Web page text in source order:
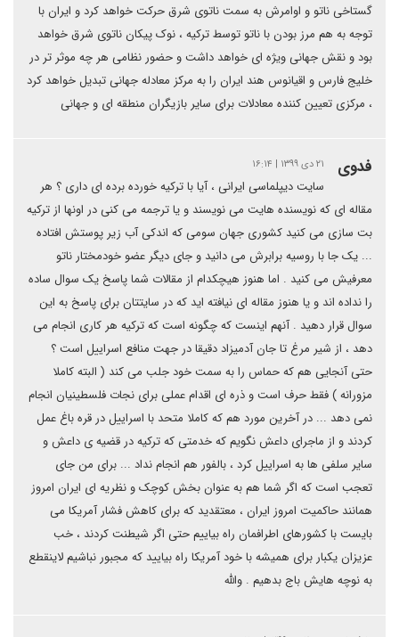
گستاخی ناتو و اوامرش به سمت ناتوی شرق حرکت خواهد کرد و ایران با
توجه به هم مرز بودن با ناتو توسط ترکیه ، نوک پیکان ناتوی شرق خواهد
بود و نقش جهانی ویژه ای خواهد داشت و حضور نظامی هر چه موثر تر در
خلیج فارس و اقیانوس هند ایران را به مرکز معادله جهانی تبدیل خواهد کرد
، مرکزی تعیین کننده معادلات برای سایر بازیگران منطقه ای و جهانی
فدوی ۲۱ دی ۱۳۹۹ | ۱۶:۱۴
سایت دیپلماسی ایرانی ، آیا با ترکیه خورده برده ای داری ؟ هر
مقاله ای که نویسنده هایت می نویسند و یا ترجمه می کنی در اونها از ترکیه
بت سازی می کنید کشوری جهان سومی که اندکی آب زیر پوستش افتاده
... یک جا با روسیه برابرش می دانید و جای دیگر عضو خودمختار ناتو
معرفیش می کنید . اما هنوز هیچکدام از مقالات شما پاسخ یک سوال ساده
را نداده اند و یا هنوز مقاله ای نیافته اید که در سایتتان برای پاسخ به این
سوال قرار دهید . آنهم اینست که چگونه است که ترکیه هر کاری انجام می
دهد ، از شیر مرغ تا جان آدمیزاد دقیقا در جهت منافع اسراییل است ؟
حتی آنجایی هم که حماس را به سمت خود جلب می کند ( البته کاملا
مزورانه ) فقط حرف است و ذره ای اقدام عملی برای نجات فلسطینیان انجام
نمی دهد ... در آخرین مورد هم که کاملا متحد با اسراییل در قره باغ عمل
کردند و از ماجرای داعش نگویم که خدمتی که ترکیه در قضیه ی داعش و
سایر سلفی ها به اسراییل کرد ، بالفور هم انجام نداد ... برای من جای
تعجب است که اگر شما هم به عنوان بخش کوچک و نظریه ای ایران امروز
همانند حاکمیت امروز ایران ، معتقدید که برای کاهش فشار آمریکا می
بایست با کشورهای اطرافمان راه بیاییم حتی اگر شیطنت کردند ، خب
عزیزان یکبار برای همیشه با خود آمریکا راه بیایید که مجبور نباشیم لاینقطع
به نوچه هایش باج بدهیم . والله